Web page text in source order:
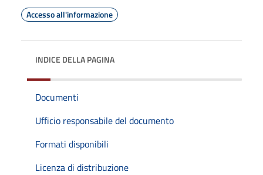
Accesso all'informazione
INDICE DELLA PAGINA
Documenti
Ufficio responsabile del documento
Formati disponibili
Licenza di distribuzione